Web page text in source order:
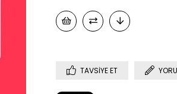
TAVSIYE ET